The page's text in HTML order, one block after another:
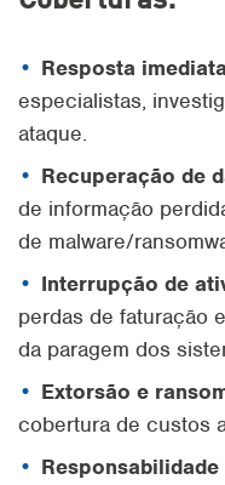
Resposta
especialistas,
ataque.
Recuperação de
de informação
de malware/
Interrupção de
perdas de faturação
da paragem dos
Extorsão e
cobertura de custos